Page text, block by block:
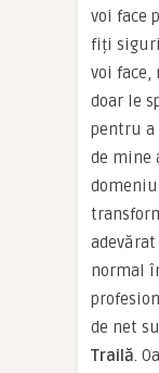
voi face
fiți
voi
doar le
pentru
de mine
adevărat
normal
de net
Trailă.